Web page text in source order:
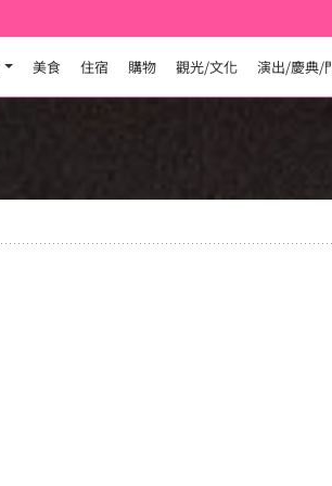
美食 住宿 購物 觀光/文化 演出/慶典/